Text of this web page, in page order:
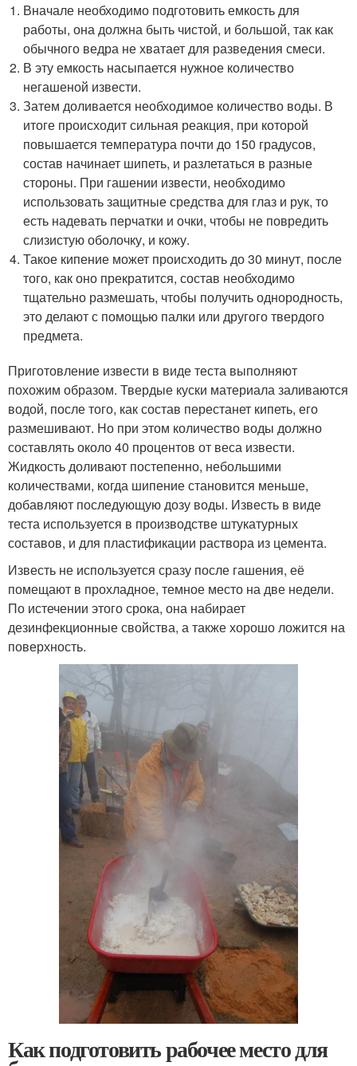
Вначале необходимо подготовить емкость для
работы, она должна быть чистой, и большой, так как
обычного ведра не хватает для разведения смеси.
В эту емкость насыпается нужное количество
негашеной извести.
Затем доливается необходимое количество воды. В
итоге происходит сильная реакция, при которой
повышается температура почти до 150 градусов,
состав начинает шипеть, и разлетаться в разные
стороны. При гашении извести, необходимо
использовать защитные средства для глаз и рук, то
есть надевать перчатки и очки, чтобы не повредить
слизистую оболочку, и кожу.
Такое кипение может происходить до 30 минут, после
того, как оно прекратится, состав необходимо
тщательно размешать, чтобы получить однородность,
это делают с помощью палки или другого твердого
предмета.
Приготовление извести в виде теста выполняют
похожим образом. Твердые куски материала заливаются
водой, после того, как состав перестанет кипеть, его
размешивают. Но при этом количество воды должно
составлять около 40 процентов от веса извести.
Жидкость доливают постепенно, небольшими
количествами, когда шипение становится меньше,
добавляют последующую дозу воды. Известь в виде
теста используется в производстве штукатурных
составов, и для пластификации раствора из цемента.
Известь не используется сразу после гашения, её
помещают в прохладное, темное место на две недели.
По истечении этого срока, она набирает
дезинфекционные свойства, а также хорошо ложится на
поверхность.
Как подготовить рабочее место для